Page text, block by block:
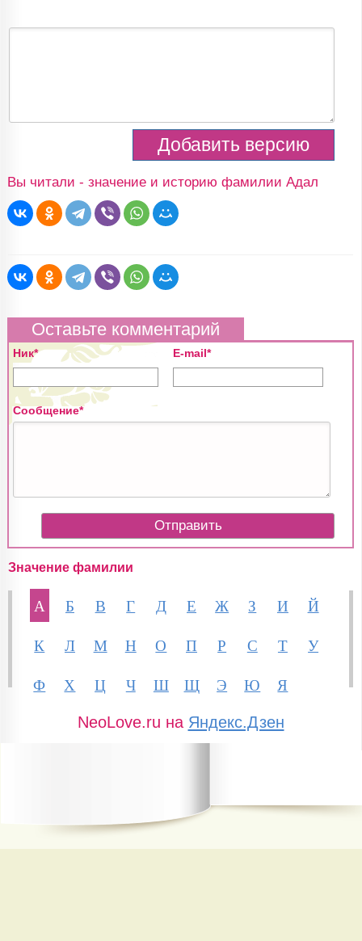
Вы читали - значение и историю фамилии Адал
Оставьте комментарий
Ник* E-mail*
Сообщение*
Значение фамилии
А Б В Г Д Е Ж З И
Й
К
Л М Н О П Р С Т
У
Ф
Х Ц Ч Ш Щ Э Ю Я
NeoLove.ru на Яндекс.Дзен